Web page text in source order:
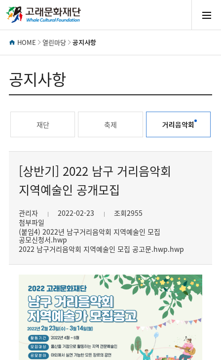
모
뉴
HOME 열린마당 공지사항
공지사항
재단 축제 거리음악회
[상반기] 2022 남구 거리음악회
지역예술인 공개모집
관리자 2022-02-23
조회2955
첨부파일
(붙임4) 2022년 남구거리음악회 지역예술인 모집
공모신청서.hwp
2022 남구거리음악회 지역예술인 모집 공고문.hwp.hwp